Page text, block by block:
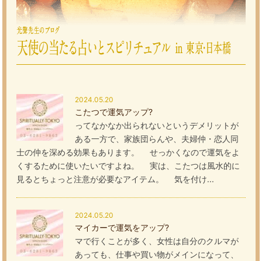
2024.05.20
こたつで運気アップ?
ってなかなか出られないというデメリットが
ある一方で、家族団らんや、夫婦仲・恋人同
士の仲を深める効果もあります。 せっかくなので運気をよ
くするために使いたいですよね。 実は、こたつは風水的に
見るとちょっと注意が必要なアイテム。 気を付け...
2024.05.20
マイカーで運気をアップ?
マで行くことが多く、女性は自分のクルマが
あっても、仕事や買い物がメインになって、